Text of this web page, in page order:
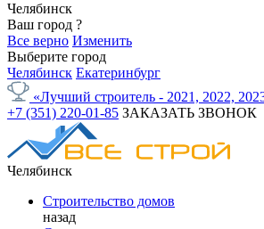
Челябинск
Ваш город ?
Все верно Изменить
Выберите город
Челябинск Екатеринбург
«Лучший строитель - 2021, 2022,
+7 (351) 220-01-85 ЗАКАЗАТЬ ЗВОНОК
Челябинск
Строительство домов
назад